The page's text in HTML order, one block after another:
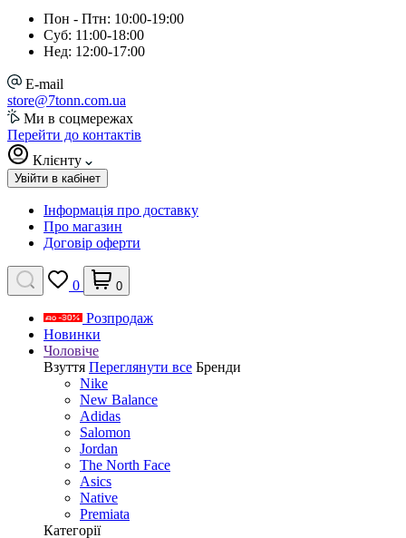
Пон - Птн: 10:00-19:00
Суб: 11:00-18:00
Нед: 12:00-17:00
E-mail
store@7tonn.com.ua
Ми в соцмережах
Перейти до контактів
Клієнту
Увійти в кабінет
Інформація про доставку
Про магазин
Договір оферти
0 0
Розпродаж
Новинки
Чоловіче
Взуття Переглянути все Бренди
Nike
New Balance
Adidas
Salomon
Jordan
The North Face
Asics
Native
Premiata
Категорії